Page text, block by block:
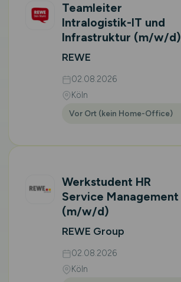
Teamleiter
Intralogistik-IT und
Infrastruktur (m/w/d)
REWE
02.08.2026
Köln
Vor Ort (kein Home-Office)
Werkstudent HR
Service Management
(m/w/d)
REWE Group
02.08.2026
Köln